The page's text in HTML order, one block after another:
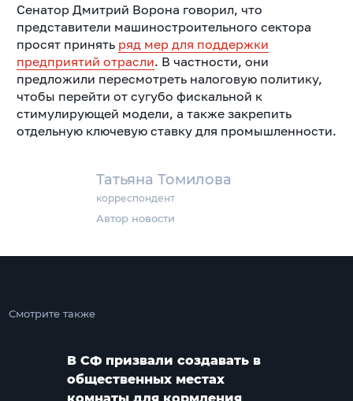
Татьяна Томилова
корреспондент
Автор новости
Сенатор Дмитрий Ворона говорил, что
представители машиностроительного сектора
просят принять ряд мер для поддержки
предприятий отрасли. В частности, они
предложили пересмотреть налоговую политику,
чтобы перейти от сугубо фискальной к
стимулирующей модели, а также закрепить
отдельную ключевую ставку для промышленности.
Смотрите также
В СФ призвали создавать в
общественных местах